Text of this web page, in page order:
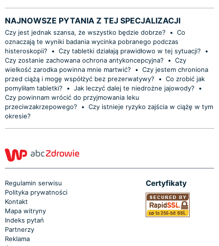
NAJNOWSZE PYTANIA Z TEJ SPECJALIZACJI
Czy jest jednak szansa, że wszystko będzie dobrze? • Co
oznaczają te wyniki badania wycinka pobranego podczas
histeroskopii?
• Czy tabletki działają prawidłowo w tej sytuacji?
•
Czy zostanie zachowana ochrona antykoncepcyjna?
• Czy
wielkość zarodka powinna mnie martwić?
• Czy jestem chroniona
przed ciążą i mogę współżyć bez prezerwatywy?
• Co zrobić jak
pomyliłam tabletki?
• Jak leczyć dalej te niedrożne jajowody?
•
Czy powinnam wrócić do przyjmowania leku
przeciwzakrzepowego?
• Czy istnieje ryzyko zajścia w ciążę w tym
okresie?
Regulamin serwisu
Polityka prywatności
Kontakt
Mapa witryny
Indeks pytań
Partnerzy
Reklama
Certyfikaty